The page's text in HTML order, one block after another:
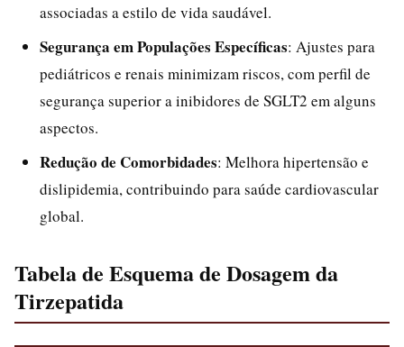
associadas a estilo de vida saudável.
Segurança em Populações Específicas: Ajustes para
pediátricos e renais minimizam riscos, com perfil de
segurança superior a inibidores de SGLT2 em alguns
aspectos.
Redução de Comorbidades: Melhora hipertensão e
dislipidemia, contribuindo para saúde cardiovascular
global.
Tabela de Esquema de Dosagem da
Tirzepatida